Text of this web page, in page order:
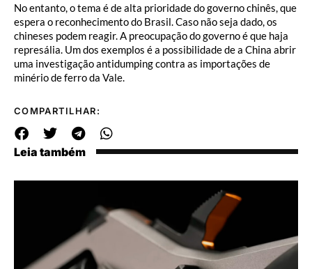
No entanto, o tema é de alta prioridade do governo chinês, que
espera o reconhecimento do Brasil. Caso não seja dado, os
chineses podem reagir. A preocupação do governo é que haja
represália. Um dos exemplos é a possibilidade de a China abrir
uma investigação antidumping contra as importações de
minério de ferro da Vale.
COMPARTILHAR:
Leia também